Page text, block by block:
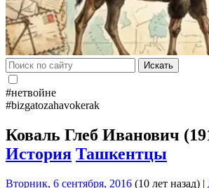
Искать
#нетвойне
#bizgatozahavokerak
Коваль Глеб Иванович
История Ташкентцы
Вторник, 6 сентября, 2016 (10 лет назад) |